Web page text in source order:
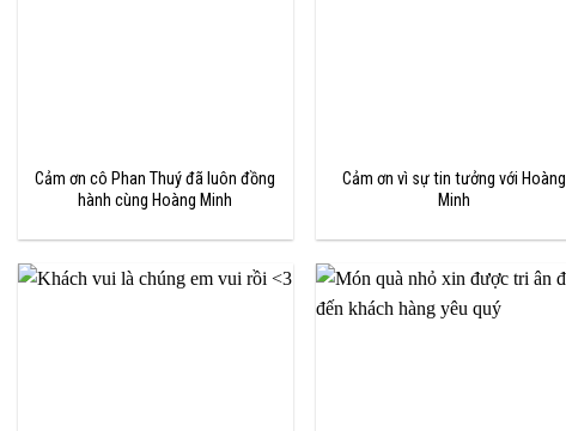
Cảm ơn cô Phan Thuý đã luôn đồng
hành cùng Hoàng Minh
Cảm ơn vì sự tin tưởng với Hoàng
Minh